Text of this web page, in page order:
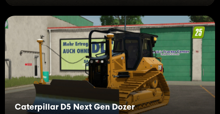
Caterpillar D5 Next Gen Dozer